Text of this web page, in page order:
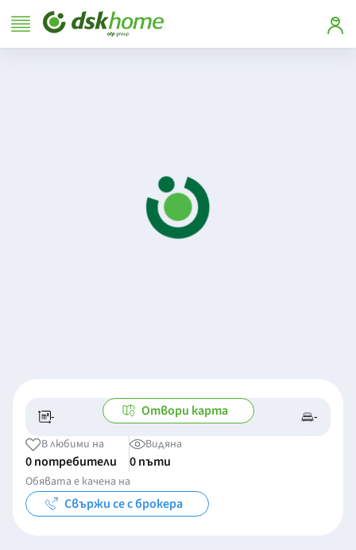
- -/- -
Отвори карта
В любими на
0 потребители
Видяна
0 пъти
Обявата е качена на
Свържи се с брокера